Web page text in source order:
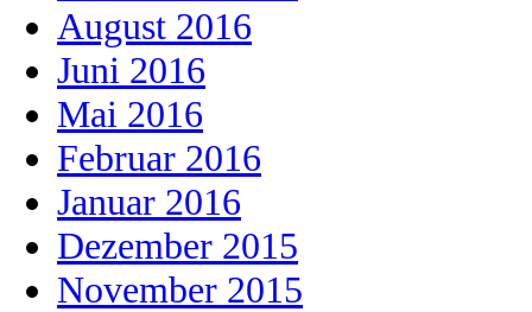
August 2016
Juni 2016
Mai 2016
Februar 2016
Januar 2016
Dezember 2015
November 2015